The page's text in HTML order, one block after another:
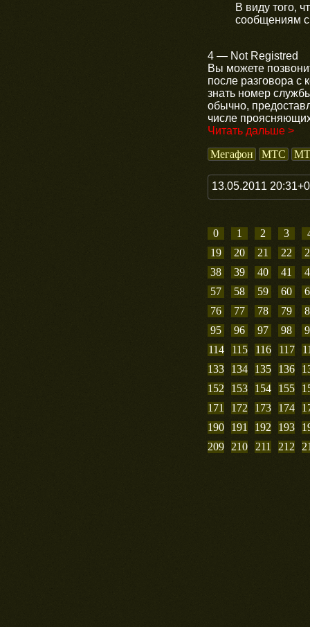
В виду того,
сообщениям с
4 — Not Registred
Вы можете
после разговора с
знать номер
обычно,
числе
Читать дальше >
Мегафон
МТС
13.05.2011
0 1 2 3
19
20 21 22
38
39 40 41
57
58 59 60
76
77 78 79
95
96 97 98
114
115 116 117
133
134 135 136
152
153 154 155
171
172 173 174
190
191 192 193
209
210 211 212